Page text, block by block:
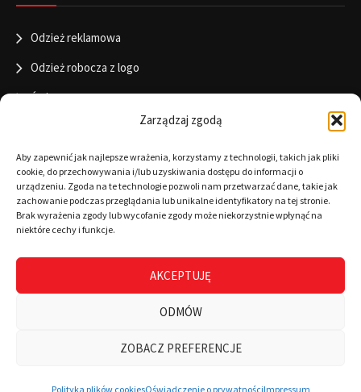
Zarządzaj zgodą
Aby zapewnić jak najlepsze wrażenia, korzystamy z technologii, takich jak pliki
cookie, do przechowywania i/lub uzyskiwania dostępu do informacji o
urządzeniu. Zgoda na te technologie pozwoli nam przetwarzać dane, takie jak
zachowanie podczas przeglądania lub unikalne identyfikatory na tej stronie.
Brak wyrażenia zgody lub wycofanie zgody może niekorzystnie wpłynąć na
niektóre cechy i funkcje.
AKCEPTUJĘ
ODMÓW
ZOBACZ PREFERENCJE
Polityka plików cookiesOświadczenie o prywatnościImpressum
Wszystkie kategorie Wyszukaj Mój koszyk
Odzież reklamowa
Odzież robocza z logo
Święta
Informacje
RODO
Polityka cookies
Warunki płatności